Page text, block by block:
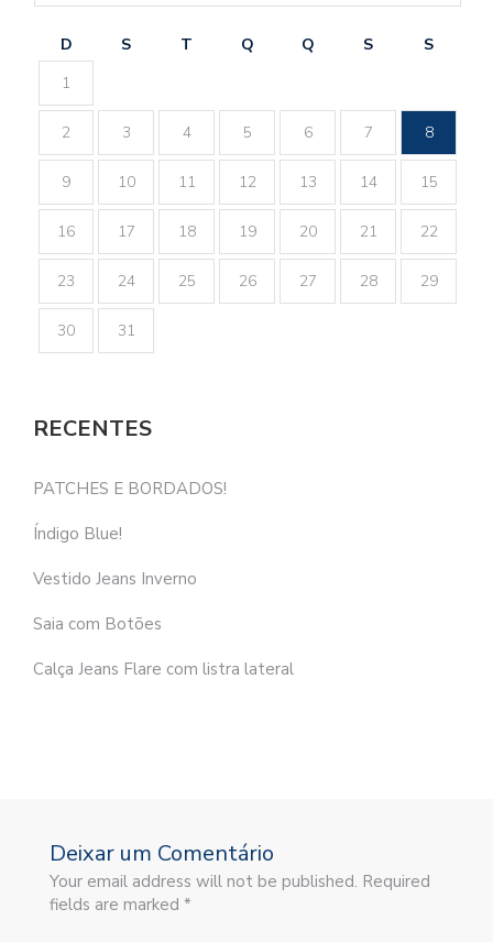
D S T Q Q S S
1
2 3 4 5 6 7 8
9 10 11 12 13 14 15
16 17 18 19 20 21 22
23 24 25 26 27 28 29
30 31
RECENTES
PATCHES E BORDADOS!
Índigo Blue!
Vestido Jeans Inverno
Saia com Botões
Calça Jeans Flare com listra lateral
Deixar um Comentário
Your email address will not be published. Required
fields are marked *